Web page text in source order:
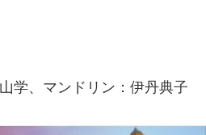
学、マンドリン：伊丹典子